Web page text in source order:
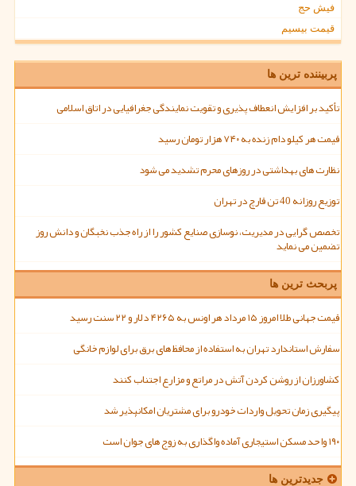
فیش حج
قیمت بیسیم
پربیننده ترین ها
تأکید بر افزایش انعطاف پذیری و تقویت نمایندگی جغرافیایی در اتاق اسلامی
قیمت هر کیلو دام زنده به ۷۴۰ هزار تومان رسید
نظارت های بهداشتی در روزهای محرم تشدید می شود
توزیع روزانه 40 تن قارچ در تهران
تخصص گرایی در مدیریت، نوسازی صنایع کشور را از راه جذب نخبگان و دانش روز
تضمین می نماید
پربحث ترین ها
قیمت جهانی طلا امروز ۱۵ مرداد هر اونس به ۴۲۶۵ دلار و ۲۲ سنت رسید
سفارش استاندارد تهران به استفاده از محافظ های برق برای لوازم خانگی
کشاورزان از روشن کردن آتش در مراتع و مزارع اجتناب کنند
پیگیری زمان تحویل واردات خودرو برای مشتریان امکانپذیر شد
۱۹۰ واحد مسکن استیجاری آماده واگذاری به زوج های جوان است
جدیدترین ها